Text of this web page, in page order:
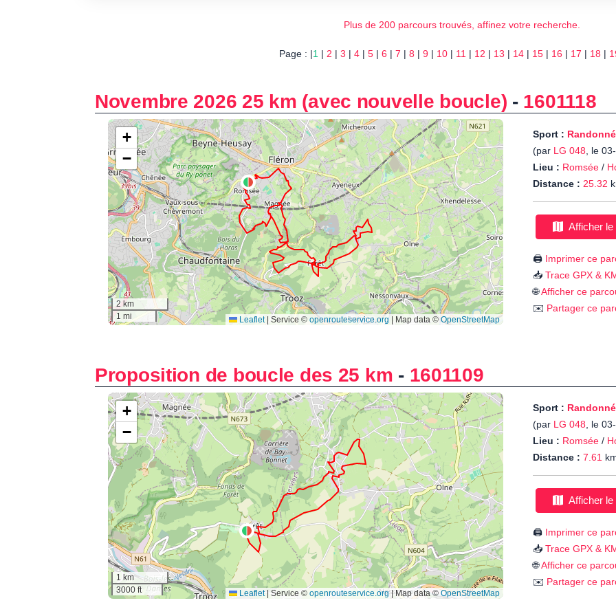
Plus de 200 parcours trouvés, affinez votre recherche.
Page : |1 | 2 | 3 | 4 | 5 | 6 | 7 | 8 | 9 | 10 | 11 | 12 | 13 | 14 | 15 | 16 | 17 | 18 |
Novembre 2026 25 km (avec nouvelle boucle) - 1601118
Sport :
(par LG 048, le
Lieu : Romsée /
Distance : 25.32
Afficher
🖨️ Imprimer ce
📥 Trace GPX &
🌐Afficher ce
✉️ Partager ce
Proposition de boucle des 25 km - 1601109
Sport :
(par LG 048, le
Lieu : Romsée /
Distance : 7.61
Afficher
🖨️ Imprimer ce
📥 Trace GPX &
🌐Afficher ce
✉️ Partager ce